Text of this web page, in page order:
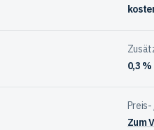
0,3
Zum